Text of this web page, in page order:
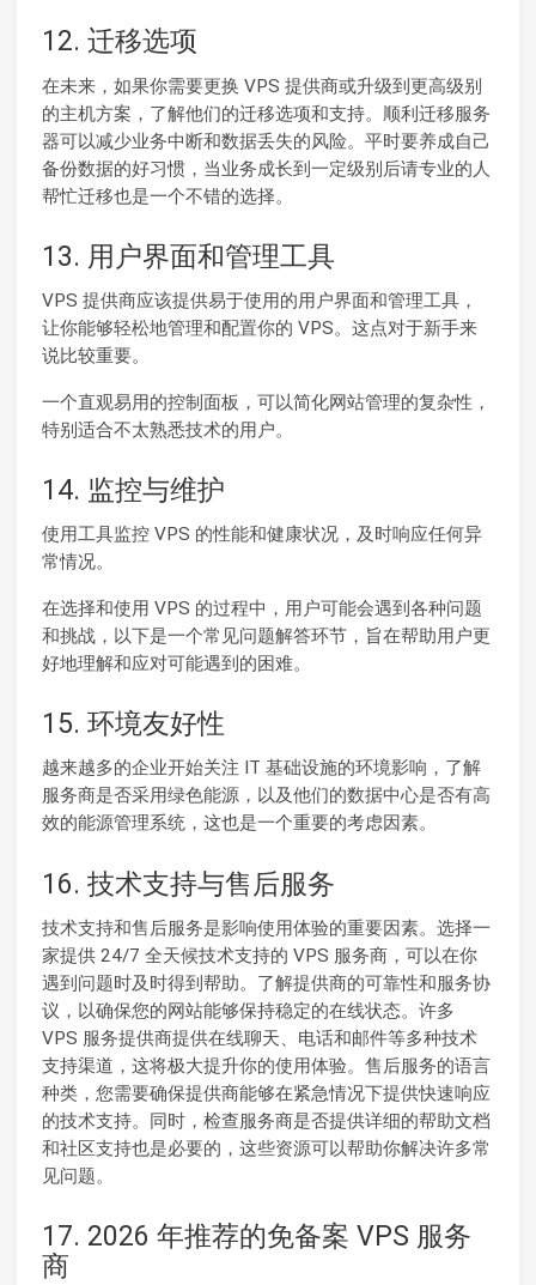
12. 迁移选项
在未来，如果你需要更换 VPS 提供商或升级到更高级别
的主机方案，了解他们的迁移选项和支持。顺利迁移服务
器可以减少业务中断和数据丢失的风险。平时要养成自己
备份数据的好习惯，当业务成长到一定级别后请专业的人
帮忙迁移也是一个不错的选择。
13. 用户界面和管理工具
VPS 提供商应该提供易于使用的用户界面和管理工具，
让你能够轻松地管理和配置你的 VPS。这点对于新手来
说比较重要。
一个直观易用的控制面板，可以简化网站管理的复杂性，
特别适合不太熟悉技术的用户。
14. 监控与维护
使用工具监控 VPS 的性能和健康状况，及时响应任何异
常情况。
在选择和使用 VPS 的过程中，用户可能会遇到各种问题
和挑战，以下是一个常见问题解答环节，旨在帮助用户更
好地理解和应对可能遇到的困难。
15. 环境友好性
越来越多的企业开始关注 IT 基础设施的环境影响，了解
服务商是否采用绿色能源，以及他们的数据中心是否有高
效的能源管理系统，这也是一个重要的考虑因素。
16. 技术支持与售后服务
技术支持和售后服务是影响使用体验的重要因素。选择一
家提供 24/7 全天候技术支持的 VPS 服务商，可以在你
遇到问题时及时得到帮助。了解提供商的可靠性和服务协
议，以确保您的网站能够保持稳定的在线状态。许多
VPS 服务提供商提供在线聊天、电话和邮件等多种技术
支持渠道，这将极大提升你的使用体验。售后服务的语言
种类，您需要确保提供商能够在紧急情况下提供快速响应
的技术支持。同时，检查服务商是否提供详细的帮助文档
和社区支持也是必要的，这些资源可以帮助你解决许多常
见问题。
17. 2026 年推荐的免备案 VPS 服务
商